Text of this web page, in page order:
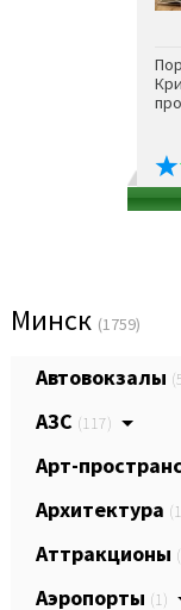
Минск (1759)
Автовокзалы
АЗС (117)
Арт-
Архитектура
Аттракционы
Аэропорты (1)